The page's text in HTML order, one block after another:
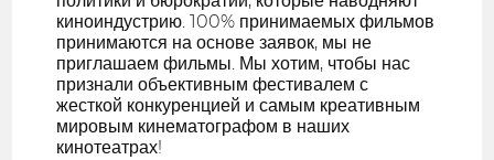
киноиндустрию. 100% принимаемых фильмов
принимаются на основе заявок, мы не
приглашаем фильмы. Мы хотим, чтобы нас
признали объективным фестивалем с
жесткой конкуренцией и самым креативным
мировым кинематографом в наших
кинотеатрах!